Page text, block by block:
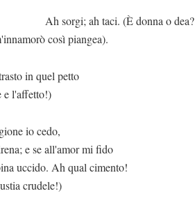
ah taci. (È donna o dea?
così piangea).
in quel petto
e l'affetto!)
io cedo,
e se all'amor mi fido
uccido. Ah qual cimento!
crudele!)